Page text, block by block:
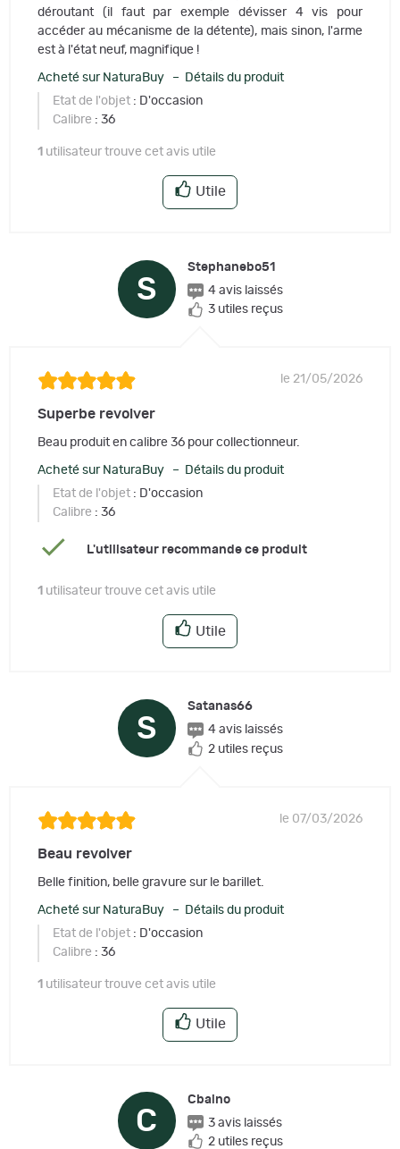
déroutant (il faut par exemple dévisser 4 vis pour
accéder au mécanisme de la détente), mais sinon, l'arme
est à l'état neuf, magnifique !
Acheté sur NaturaBuy – Détails du produit
Etat de l'objet : D'occasion
Calibre : 36
1 utilisateur trouve cet avis utile
Utile
S
Stephanebo51
4 avis laissés
3 utiles reçus
le 21/05/2026
Superbe revolver
Beau produit en calibre 36 pour collectionneur.
Acheté sur NaturaBuy – Détails du produit
Etat de l'objet : D'occasion
Calibre : 36
L'utilisateur recommande ce produit
1 utilisateur trouve cet avis utile
Utile
S
Satanas66
4 avis laissés
2 utiles reçus
le 07/03/2026
Beau revolver
Belle finition, belle gravure sur le barillet.
Acheté sur NaturaBuy – Détails du produit
Etat de l'objet : D'occasion
Calibre : 36
1 utilisateur trouve cet avis utile
Utile
C
Cbaino
3 avis laissés
2 utiles reçus